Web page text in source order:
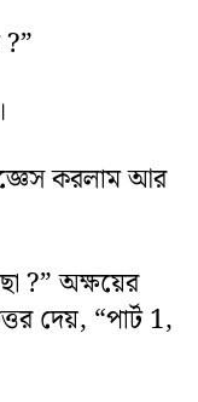
করলাম আর
?” অক্ষয়ের
দেয়, “পার্ট 1,